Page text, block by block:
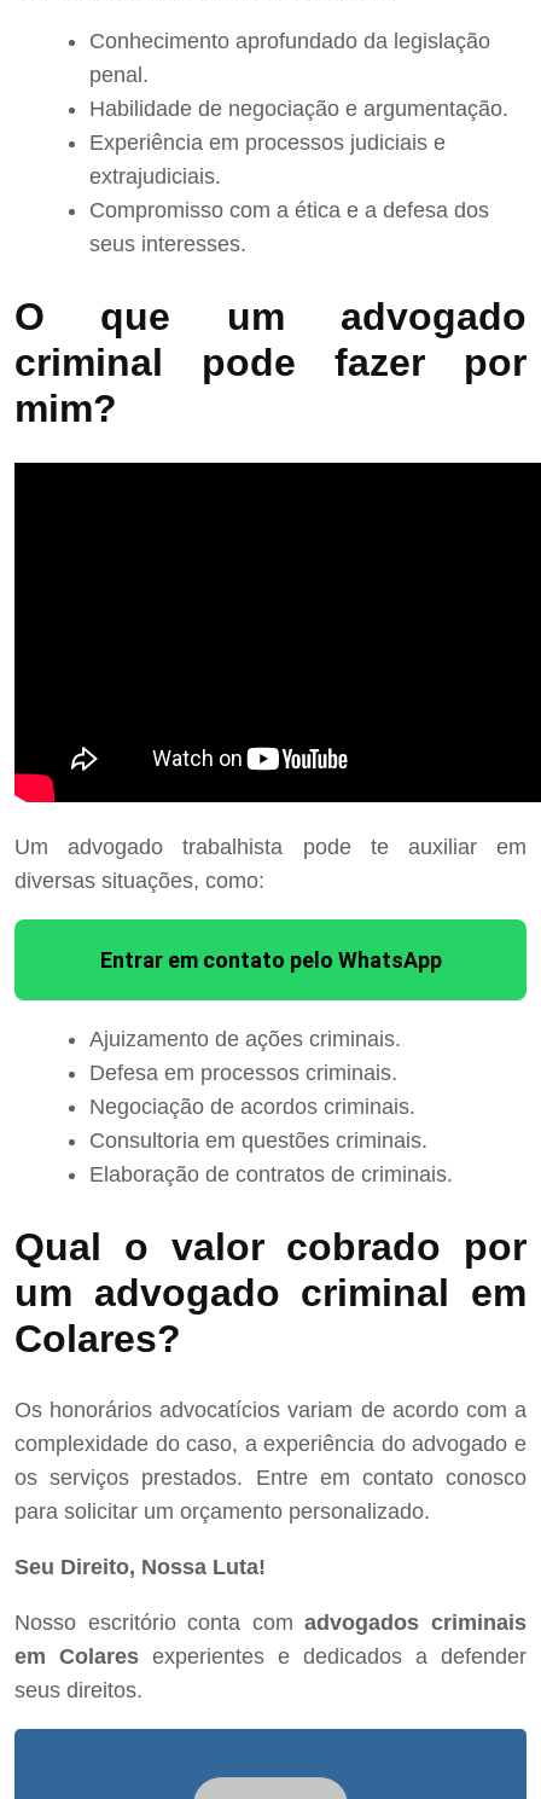
Conhecimento aprofundado da legislação
penal.
Habilidade de negociação e argumentação.
Experiência em processos judiciais e
extrajudiciais.
Compromisso com a ética e a defesa dos
seus interesses.
O que um advogado
criminal pode fazer por
mim?
Um advogado trabalhista pode te auxiliar em
diversas situações, como:
Entrar em contato pelo WhatsApp
Ajuizamento de ações criminais.
Defesa em processos criminais.
Negociação de acordos criminais.
Consultoria em questões criminais.
Elaboração de contratos de criminais.
Qual o valor cobrado por
um advogado criminal em
Colares?
Os honorários advocatícios variam de acordo com a
complexidade do caso, a experiência do advogado e
os serviços prestados. Entre em contato conosco
para solicitar um orçamento personalizado.
Seu Direito, Nossa Luta!
Nosso escritório conta comadvogados criminais
em Colares experientes e dedicados a defender
seus direitos.